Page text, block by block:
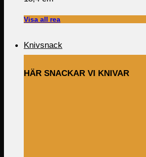
Visa all rea
Knivsnack
HÄR SNACKAR VI KNIVAR